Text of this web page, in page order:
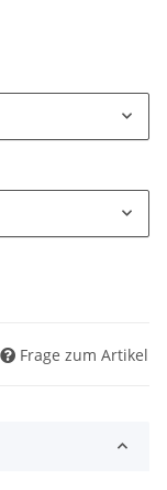
Frage zum Artikel